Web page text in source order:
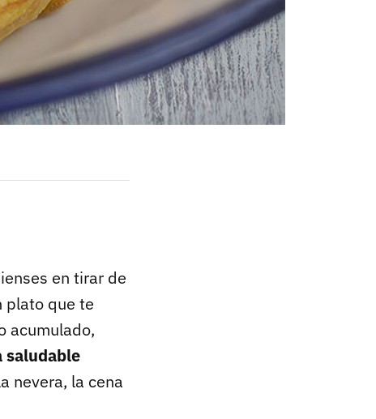
en tirar de
plato que te
acumulado,
saludable
nevera, la cena